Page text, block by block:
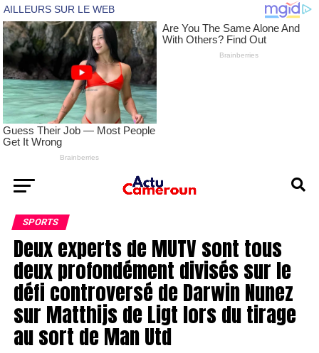
SPORTS
Deux experts de MUTV sont tous
deux profondément divisés sur le
défi controversé de Darwin Nunez
sur Matthijs de Ligt lors du tirage
au sort de Man Utd